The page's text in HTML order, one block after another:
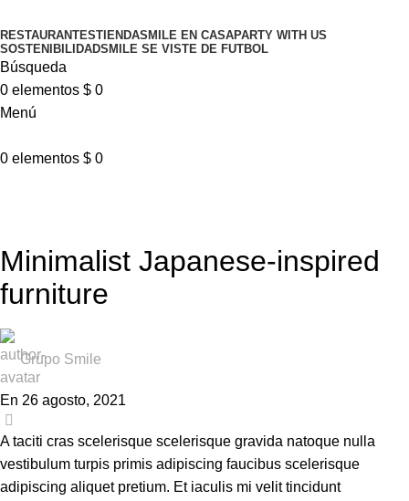
RESTAURANTESTIENDASMILE EN CASAPARTY WITH US
SOSTENIBILIDADSMILE SE VISTE DE FUTBOL
Búsqueda
0 elementos $ 0
Menú
0 elementos $ 0
Minimalist Japanese-inspired
furniture
Grupo Smile
En 26 agosto, 2021
A taciti cras scelerisque scelerisque gravida natoque nulla
vestibulum turpis primis adipiscing faucibus scelerisque
adipiscing aliquet pretium. Et iaculis mi velit tincidunt